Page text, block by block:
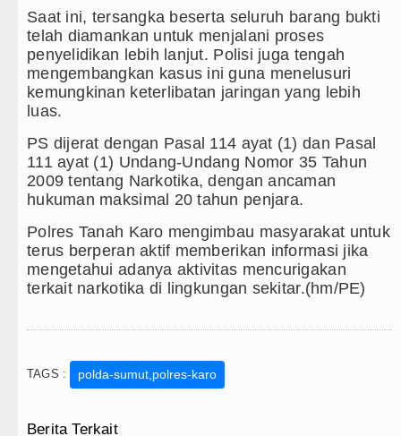
Saat ini, tersangka beserta seluruh barang bukti
telah diamankan untuk menjalani proses
penyelidikan lebih lanjut. Polisi juga tengah
mengembangkan kasus ini guna menelusuri
kemungkinan keterlibatan jaringan yang lebih
luas.
PS dijerat dengan Pasal 114 ayat (1) dan Pasal
111 ayat (1) Undang-Undang Nomor 35 Tahun
2009 tentang Narkotika, dengan ancaman
hukuman maksimal 20 tahun penjara.
Polres Tanah Karo mengimbau masyarakat untuk
terus berperan aktif memberikan informasi jika
mengetahui adanya aktivitas mencurigakan
terkait narkotika di lingkungan sekitar.(hm/PE)
TAGS : polda-sumut,polres-karo
Berita Terkait